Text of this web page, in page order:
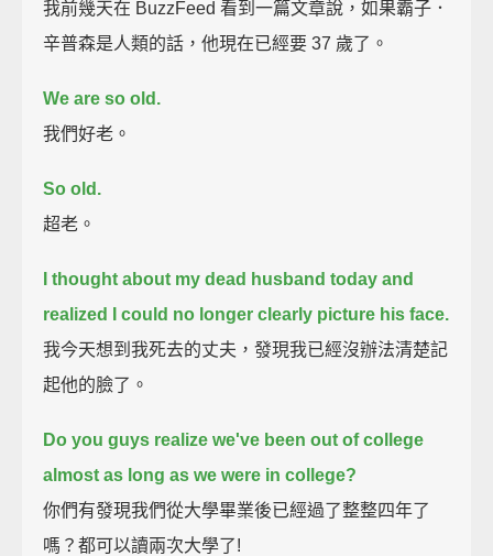
我前幾天在 BuzzFeed 看到一篇文章說，如果霸子．
辛普森是人類的話，他現在已經要 37 歲了。
We are so old.
我們好老。
So old.
超老。
I thought about my dead husband today and
realized I could no longer clearly picture his face.
我今天想到我死去的丈夫，發現我已經沒辦法清楚記
起他的臉了。
Do you guys realize we've been out of college
almost as long as we were in college?
你們有發現我們從大學畢業後已經過了整整四年了
嗎？都可以讀兩次大學了!